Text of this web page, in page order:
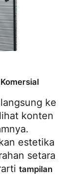
langsung ke
konten
estetika
tampilan